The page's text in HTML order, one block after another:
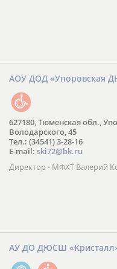
АОУ ДОД «Упоровская
627180, Тюменская обл.,
Володарского, 45
Тел.: (34541) 3-28-16
E-mail: ski72@bk.ru
Директор - МФХТ Валерий
АУ ДО ДЮСШ